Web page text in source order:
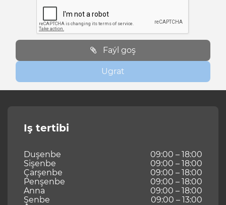
Faýl goş
Ugrat
Iş tertibi
Duşenbe
09:00 – 18:00
Sişenbe
09:00 – 18:00
Çarşenbe
09:00 – 18:00
Penşenbe
09:00 – 18:00
Anna
09:00 – 18:00
Şenbe
09:00 – 13:00